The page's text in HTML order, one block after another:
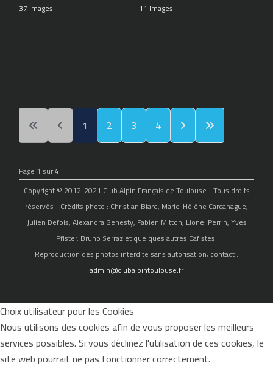
37 Images 11 Images
1 2 3 4
Page 1 sur 4
Copyright © 2012-2021 Club Alpin Français de Toulouse - Tous droits
réservés - Crédits photo : Christian Biard, Marie-Hélène Carcanague,
Julien Defois, Alexandra Genesty, Fabien Mitton, Lionel Perrin, Yves
Pfister, Bruno Serraz et quelques autres Cafistes.
Reproduction des photos interdite sans autorisation, contact :
admin@clubalpintoulouse.fr
Choix utilisateur pour les Cookies
Nous utilisons des cookies afin de vous proposer les meilleurs
services possibles. Si vous déclinez l'utilisation de ces cookies, le
site web pourrait ne pas fonctionner correctement.